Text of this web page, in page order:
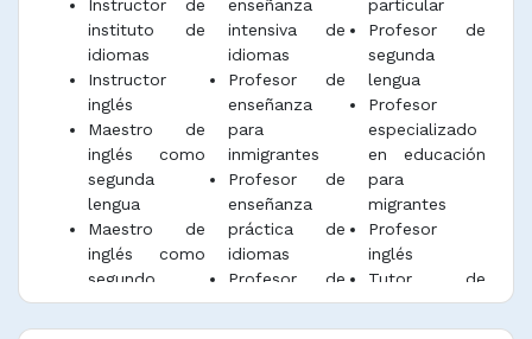
Instructor de
instituto de
idiomas
Instructor
inglés
Maestro de
inglés como
segunda
lengua
Maestro de
inglés como
segundo
idioma
Maestro de
enseñanza
intensiva de
idiomas
Profesor de
enseñanza
para
inmigrantes
Profesor de
enseñanza
práctica de
idiomas
Profesor de
idioma
particular
particular
Profesor de
segunda
lengua
Profesor
especializado
en educación
para
migrantes
Profesor
inglés
Tutor de
idioma en
clases